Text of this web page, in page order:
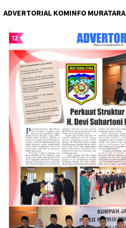
ADVERTORIAL KOMINFO MURATARA